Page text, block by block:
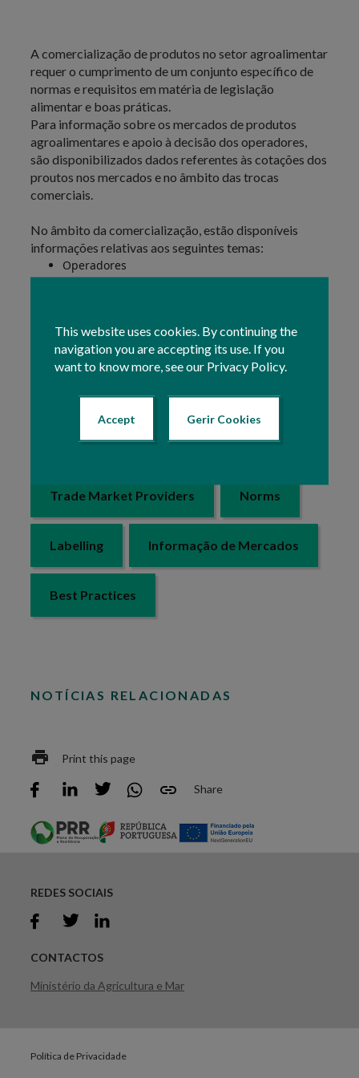
This website uses cookies. By continuing the
navigation you are accepting its use. If you
want to know more, see our Privacy Policy.
Accept Gerir Cookies
A comercialização de produtos no setor agroalimentar
requer o cumprimento de um conjunto específico de
normas e requisitos em matéria de legislação
alimentar e boas práticas.
Para informação sobre os mercados de produtos
agroalimentares e apoio à decisão dos operadores,
são disponibilizados dados referentes às cotações dos
proutos nos mercados e no âmbito das trocas
comerciais.
No âmbito da comercialização, estão disponíveis
informações relativas aos seguintes temas:
Operadores
Normas
Boas práticas
Para consultar a informação específica relacionada
ou no submenu lateral.
Trade Market Providers Norms
Labelling Informação de Mercados
Best Practices
NOTÍCIAS RELACIONADAS
Print this page
Share
REDES SOCIAIS
CONTACTOS
Ministério da Agricultura e Mar
Política de Privacidade